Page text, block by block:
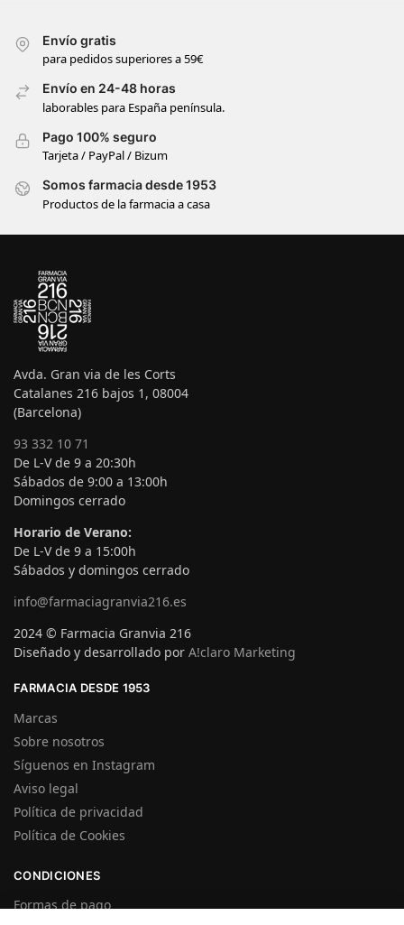
Envío gratis
para pedidos superiores a 59€
Envío en 24-48 horas
laborables para España península.
Pago 100% seguro
Tarjeta / PayPal / Bizum
Somos farmacia desde 1953
Productos de la farmacia a casa
Avda. Gran via de les Corts
Catalanes 216 bajos 1, 08004
(Barcelona)
93 332 10 71
De L-V de 9 a 20:30h
Sábados de 9:00 a 13:00h
Domingos cerrado
Horario de Verano:
De L-V de 9 a 15:00h
Sábados y domingos cerrado
info@farmaciagranvia216.es
2024 © Farmacia Granvia 216
Diseñado y desarrollado por A!claro Marketing
FARMACIA DESDE 1953
Marcas
Sobre nosotros
Síguenos en Instagram
Aviso legal
Política de privacidad
Política de Cookies
CONDICIONES
Formas de pago